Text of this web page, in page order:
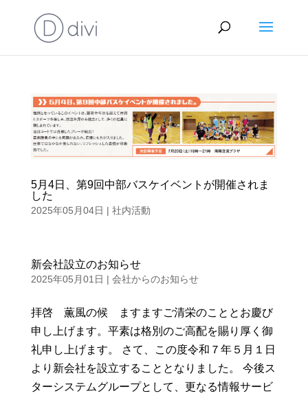
5月4日、第9回中部バスケイベントが開催されま
した
2025年05月04日 | 社内活動
新会社設立のお知らせ
2025年05月01日 | 会社からのお知らせ
拝啓 薫風の候 ますますご清栄のこととお慶び
申し上げます。平素は格別のご高配を賜り厚く御
礼申し上げます。 さて、この度令和７年５月１日
より新会社を設立することとなりました。 今後ス
ターシステムグループとして、更なる情報サービ